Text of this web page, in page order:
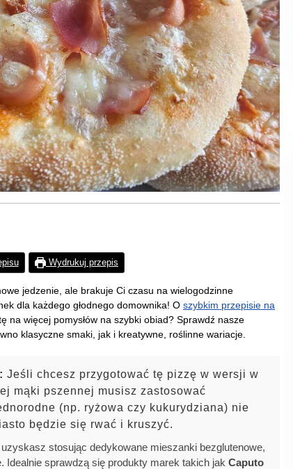
Wydrukuj przepis
jedzenie, ale brakuje Ci czasu na wielogodzinne
dla każdego głodnego domownika! O szybkim przepisie na
na więcej pomysłów na szybki obiad? Sprawdź nasze
klasyczne smaki, jak i kreatywne, roślinne wariacje.
Jeśli chcesz przygotować tę pizzę w wersji w
mąki pszennej musisz zastosować
(np. ryżowa czy kukurydziana) nie
będzie się rwać i kruszyć.
stosując dedykowane mieszanki bezglutenowe,
Idealnie sprawdzą się produkty marek takich jak Caputo